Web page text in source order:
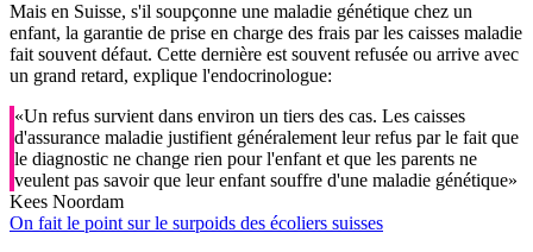
Mais en Suisse, s'il soupçonne une maladie génétique chez un
enfant, la garantie de prise en charge des frais par les caisses maladie
fait souvent défaut. Cette dernière est souvent refusée ou arrive avec
un grand retard, explique l'endocrinologue:
«Un refus survient dans environ un tiers des cas. Les caisses
d'assurance maladie justifient généralement leur refus par le fait que
le diagnostic ne change rien pour l'enfant et que les parents ne
veulent pas savoir que leur enfant souffre d'une maladie génétique»
Kees Noordam
On fait le point sur le surpoids des écoliers suisses